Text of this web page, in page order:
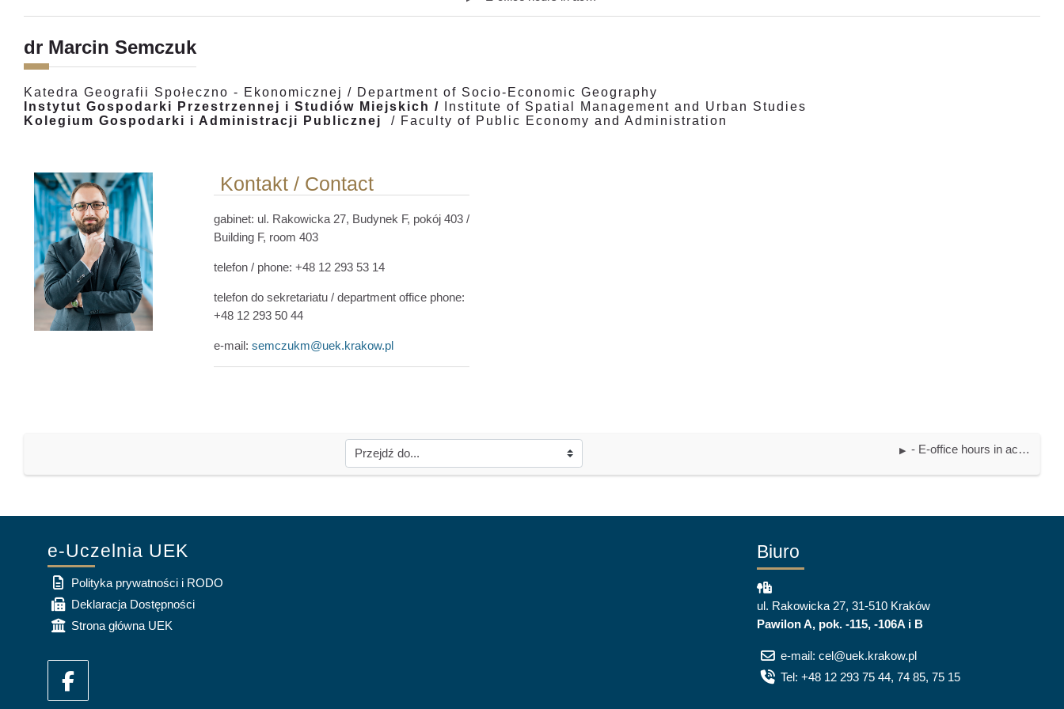
dr Marcin Semczuk
Katedra Geografii Społeczno - Ekonomicznej / Department of Socio-Economic Geography
Instytut Gospodarki Przestrzennej i Studiów Miejskich /
Institute of Spatial Management and Urban Studies
Kolegium Gospodarki i Administracji Publicznej
/ Faculty of Public Economy and Administration
Kontakt / Contact
gabinet: ul. Rakowicka 27, Budynek F, pokój 403 /
Building F, room 403
telefon / phone: +48 12 293 53 14
telefon do sekretariatu / department office phone:
+48 12 293 50 44
e-mail: semczukm@uek.krakow.pl
▶︎ - E-office hours in academic year 2022/2023
e-Uczelnia UEK
Polityka prywatności i RODO
Deklaracja Dostępności
Strona główna UEK
Biuro
ul. Rakowicka 27, 31-510 Kraków
Pawilon A, pok. -115, -106A i B
e-mail: cel@uek.krakow.pl
Tel: +48 12 293 75 44, 74 85, 75 15